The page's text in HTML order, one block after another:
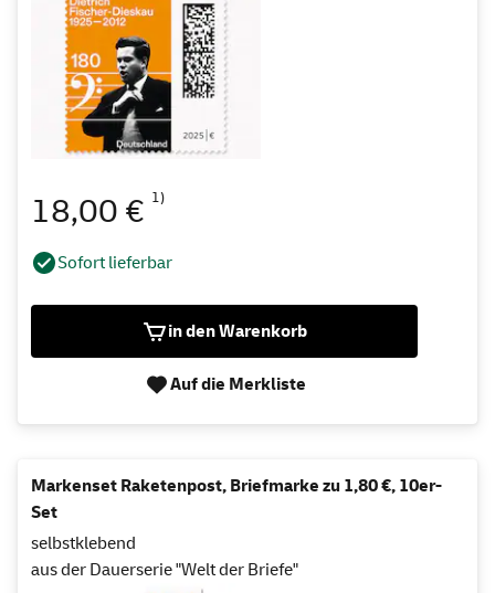
18,00 € 1)
Sofort lieferbar
in den Warenkorb
Auf die Merkliste
Markenset Raketenpost, Briefmarke zu 1,80 €, 10er-
Set
selbstklebend
aus der Dauerserie "Welt der Briefe"